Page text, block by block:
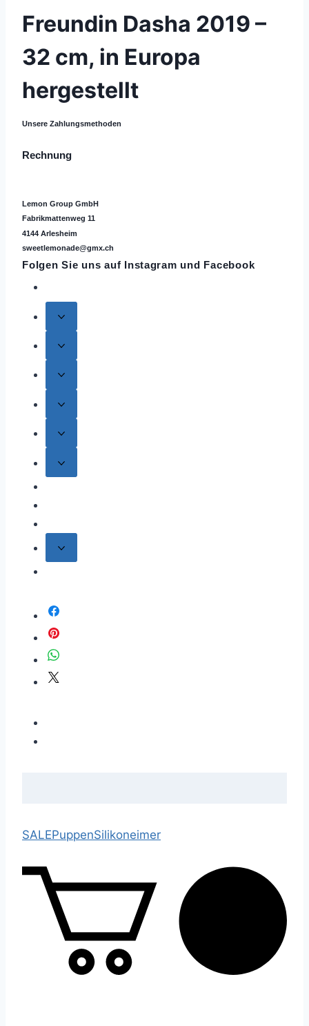
Freundin Dasha 2019 –
32 cm, in Europa
hergestellt
Unsere Zahlungsmethoden
Rechnung
Lemon Group GmbH
Fabrikmattenweg 11
4144 Arlesheim
sweetlemonade@gmx.ch
Folgen Sie uns auf Instagram und Facebook
SALEPuppenSilikoneimer